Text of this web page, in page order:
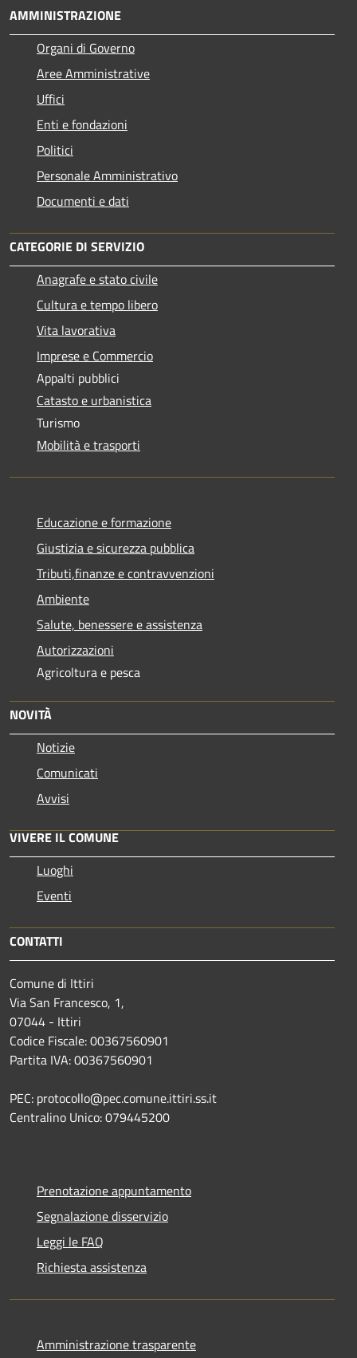
AMMINISTRAZIONE
Organi di Governo
Aree Amministrative
Uffici
Enti e fondazioni
Politici
Personale Amministrativo
Documenti e dati
CATEGORIE DI SERVIZIO
Anagrafe e stato civile
Cultura e tempo libero
Vita lavorativa
Imprese e Commercio
Appalti pubblici
Catasto e urbanistica
Turismo
Mobilità e trasporti
Educazione e formazione
Giustizia e sicurezza pubblica
Tributi,finanze e contravvenzioni
Ambiente
Salute, benessere e assistenza
Autorizzazioni
Agricoltura e pesca
NOVITÀ
Notizie
Comunicati
Avvisi
VIVERE IL COMUNE
Luoghi
Eventi
CONTATTI
Comune di Ittiri
Via San Francesco, 1,
07044 - Ittiri
Codice Fiscale: 00367560901
Partita IVA: 00367560901
PEC: protocollo@pec.comune.ittiri.ss.it
Centralino Unico: 079445200
Prenotazione appuntamento
Segnalazione disservizio
Leggi le FAQ
Richiesta assistenza
Amministrazione trasparente